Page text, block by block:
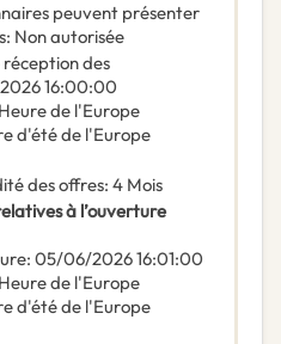
peuvent présenter
: Non autorisée
des
16:00:00
de l'Europe
d'été de l'Europe
des offres: 4 Mois
à l’ouverture
: 05/06/202616:01:00
de l'Europe
d'été de l'Europe